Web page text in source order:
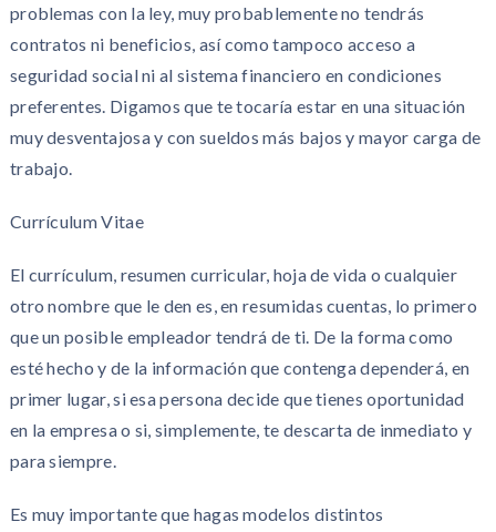
problemas con la ley, muy probablemente no tendrás
contratos ni beneficios, así como tampoco acceso a
seguridad social ni al sistema financiero en condiciones
preferentes. Digamos que te tocaría estar en una situación
muy desventajosa y con sueldos más bajos y mayor carga de
trabajo.
Currículum Vitae
El currículum, resumen curricular, hoja de vida o cualquier
otro nombre que le den es, en resumidas cuentas, lo primero
que un posible empleador tendrá de ti. De la forma como
esté hecho y de la información que contenga dependerá, en
primer lugar, si esa persona decide que tienes oportunidad
en la empresa o si, simplemente, te descarta de inmediato y
para siempre.
Es muy importante que hagas modelos distintos